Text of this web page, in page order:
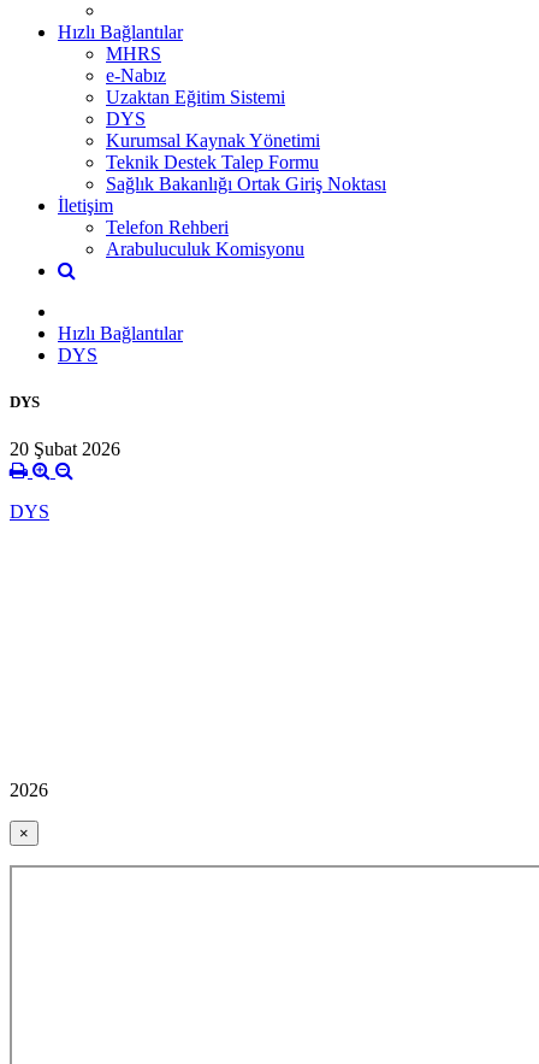
Hızlı Bağlantılar
MHRS
e-Nabız
Uzaktan Eğitim Sistemi
DYS
Kurumsal Kaynak Yönetimi
Teknik Destek Talep Formu
Sağlık Bakanlığı Ortak Giriş Noktası
İletişim
Telefon Rehberi
Arabuluculuk Komisyonu
Hızlı Bağlantılar
DYS
DYS
20 Şubat 2026
DYS
2026
×